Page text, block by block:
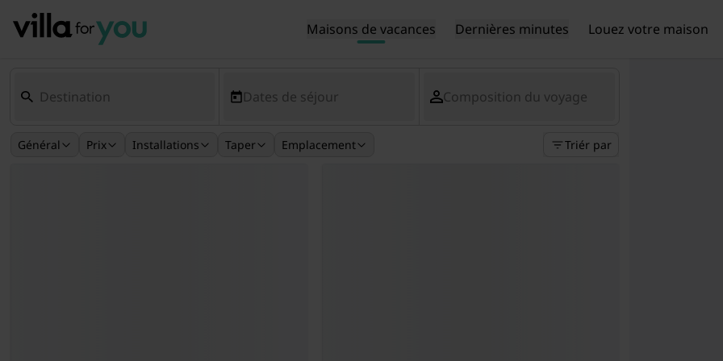
Maisons de vacances Dernières minutes Louez votre maison
Dates de séjour Composition du voyage
Général Prix Installations Taper Emplacement Triér par